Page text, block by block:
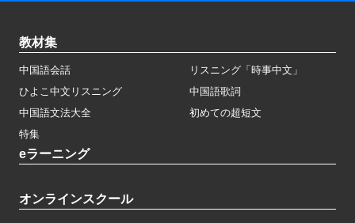
教材集
中国語会話
リスニング「時事中文」
ひよこ中文リスニング
中国語歌詞
中国語文法大全
初めての超短文
特集
eラーニング
オンラインスクール